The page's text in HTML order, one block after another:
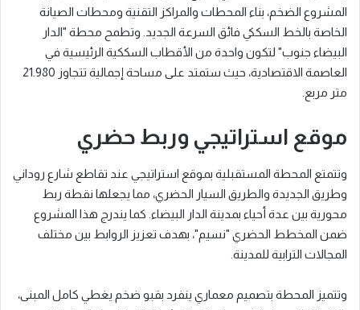
المشروع الضخم، بناء المحطات والمراكز التقنية ومحطات الصيانة
الخاصة بالخط السككي فائق السرعة الجديد. وتطمح محطة "الدار
البيضاء جنوب" لتكون واحدة من الأقطاب السككية الرئيسية في
العاصمة الاقتصادية، حيث ستمتد على مساحة إجمالية تتجاوز 21.980
متر مربع.
موقع استراتيجي وربط حضري
وتتمتع المحطة المستقبلية بموقع استراتيجي عند تقاطع شارع روداني
وطريق الجديدة والطريق السيار الحضري، مما يجعلها نقطة ربط
محورية بين عدة أحياء بمدينة الدار البيضاء. كما يندرج هذا المشروع
ضمن المخطط الحضري "نسيم"، بهدف تعزيز الروابط بين مختلف
المجالات الترابية للمدينة.
وتتميز المحطة بتصميم معماري ينفرد بقبو ضخم يغطي كامل المبنى،